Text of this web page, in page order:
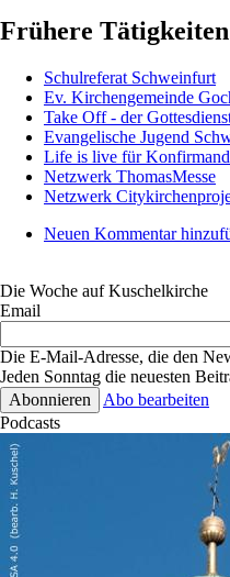
Frühere Tätigkeiten
Schulreferat Schweinfurt
Ev. Kirchengemeinde
Take Off - der
Evangelische Jugend
Life is live für
Netzwerk ThomasMesse
Netzwerk
Neuen Kommentar
Die Woche auf Kuschelkirche
Email
Die E-Mail-Adresse, die den
Jeden Sonntag die neuesten
Abo bearbeiten
Podcasts